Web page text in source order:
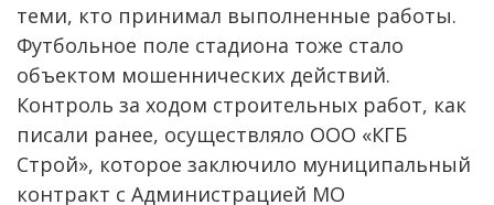
теми, кто принимал выполненные работы.
Футбольное поле стадиона тоже стало
объектом мошеннических действий.
Контроль за ходом строительных работ, как
писали ранее, осуществляло ООО «КГБ
Строй», которое заключило муниципальный
контракт с Администрацией МО